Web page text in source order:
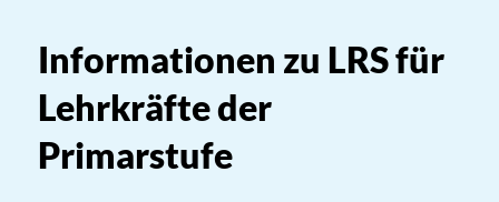
Informationen zu LRS für
Lehrkräfte der
Primarstufe